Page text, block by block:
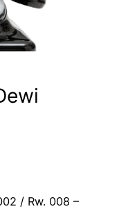
/ Rw. 008 –